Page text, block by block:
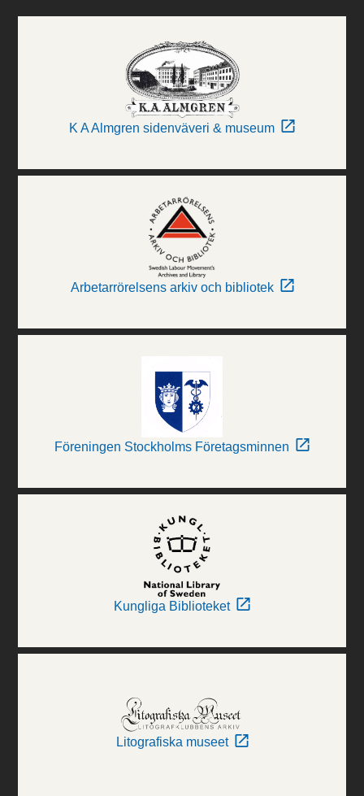
K A Almgren sidenväveri & museum
Arbetarrörelsens arkiv och bibliotek
Föreningen Stockholms Företagsminnen
Kungliga Biblioteket
Litografiska museet